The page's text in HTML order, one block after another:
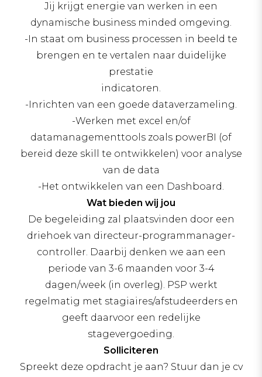
Jij krijgt energie van werken in een
dynamische business minded omgeving.
-In staat om business processen in beeld te
brengen en te vertalen naar duidelijke
prestatie
indicatoren.
-Inrichten van een goede dataverzameling.
-Werken met excel en/of
datamanagementtools zoals powerBI (of
bereid deze skill te ontwikkelen) voor analyse
van de data
-Het ontwikkelen van een Dashboard.
Wat bieden wij jou
De begeleiding zal plaatsvinden door een
driehoek van directeur-programmanager-
controller. Daarbij denken we aan een
periode van 3-6 maanden voor 3-4
dagen/week (in overleg). PSP werkt
regelmatig met stagiaires/afstudeerders en
geeft daarvoor een redelijke
stagevergoeding.
Solliciteren
Spreekt deze opdracht je aan? Stuur dan je cv